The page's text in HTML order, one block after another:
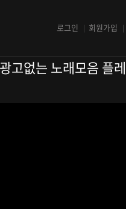
로그인 회원가입
고없는 노래모음 플